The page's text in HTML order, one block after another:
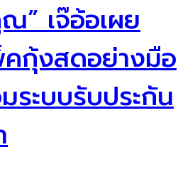
เจ๊อ้อเผย
กุ้งสดอย่างมือ
ะบบรับประกัน